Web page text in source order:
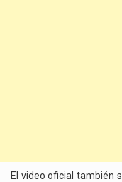
El video oficial también